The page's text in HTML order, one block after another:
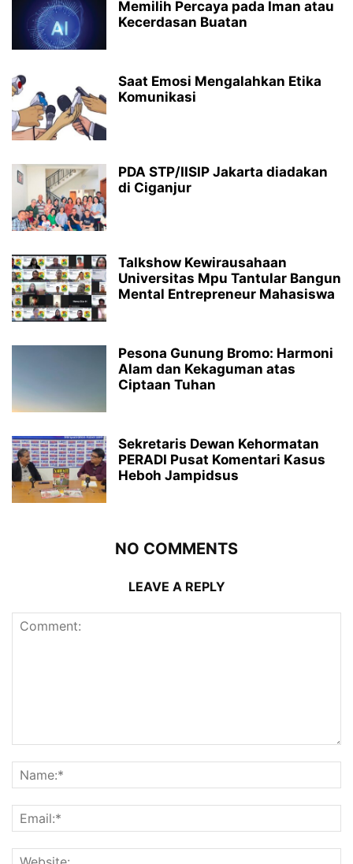
Memilih Percaya pada Iman atau
Kecerdasan Buatan
Saat Emosi Mengalahkan Etika
Komunikasi
PDA STP/IISIP Jakarta diadakan
di Ciganjur
Talkshow Kewirausahaan
Universitas Mpu Tantular Bangun
Mental Entrepreneur Mahasiswa
Pesona Gunung Bromo: Harmoni
Alam dan Kekaguman atas
Ciptaan Tuhan
Sekretaris Dewan Kehormatan
PERADI Pusat Komentari Kasus
Heboh Jampidsus
NO COMMENTS
LEAVE A REPLY